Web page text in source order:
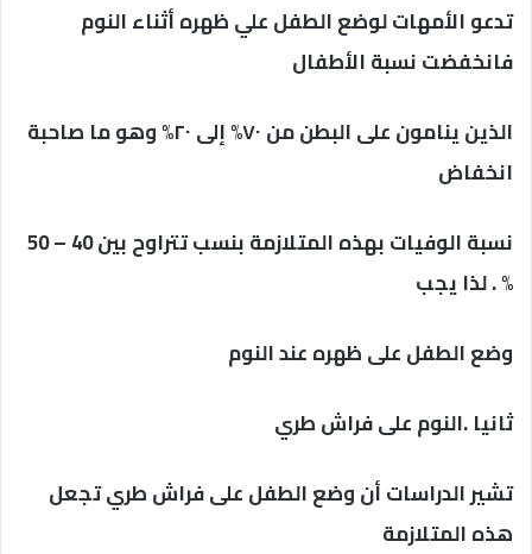
تدعو الأمهات لوضع الطفل علي ظهره أثناء النوم
فانخفضت نسبة الأطفال
الذين ينامون على البطن من ۷۰% إلى ۲۰% وهو ما صاحبة
انخفاض
نسبة الوفيات بهذه المتلازمة بنسب تتراوح بين 40 – 50
% . لذا يجب
وضع الطفل على ظهره عند النوم
ثانيا .النوم على فراش طري
تشير الدراسات أن وضع الطفل على فراش طري تجعل
هذه المتلازمة